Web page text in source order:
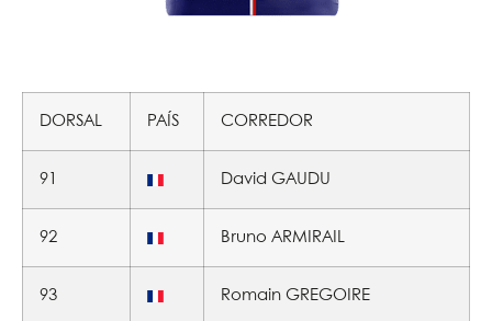
DORSAL PAÍS CORREDOR
91 David GAUDU
92 Bruno ARMIRAIL
93 Romain GREGOIRE